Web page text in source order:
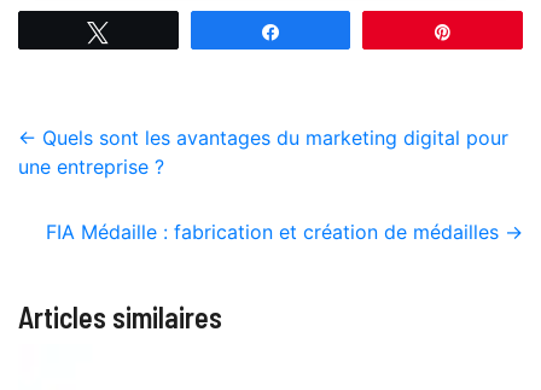
← Quels sont les avantages du marketing digital pour
une entreprise ?
FIA Médaille : fabrication et création de médailles →
Articles similaires